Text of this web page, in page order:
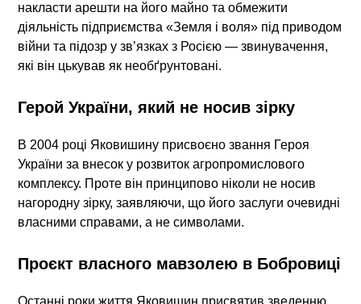
накласти арешти на його майно та обмежити
діяльність підприємства «Земля і воля» під приводом
війни та підозр у зв’язках з Росією — звинувачення,
які він цькував як необґрунтовані.
Герой України, який не носив зірку
В 2004 році Яковишину присвоєно звання Героя
України за внесок у розвиток агропромислового
комплексу. Проте він принципово ніколи не носив
нагородну зірку, заявляючи, що його заслуги очевидні
власними справами, а не символами.
Проєкт власного мавзолею в Бобровиці
Останні роки життя Яковишин присвятив зведенню